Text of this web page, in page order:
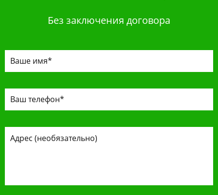
Без заключения договора